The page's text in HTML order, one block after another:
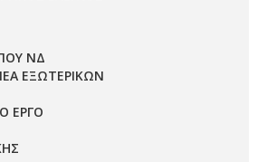
ΝΔ
ΕΞΩΤΕΡΙΚΩΝ
ΕΡΓΟ